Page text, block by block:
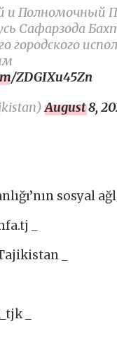
и Полномочный
Сафарзода
городского
ZDGIXu45Zn
August 8,
sosyal
_
_
_